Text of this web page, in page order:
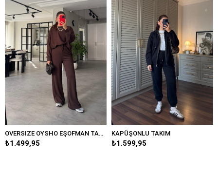
OVERSIZE OYSHO EŞOFMAN TAKIM
₺1.499,95
KAPÜŞONLU TAKIM
₺1.599,95